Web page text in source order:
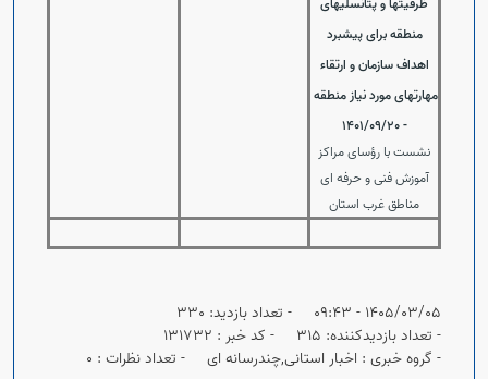
منطقه برای پیشبرد
اهداف سازمان و ارتقاء
مهارتهای مورد نیاز منطقه
- 1401/09/20
نشست با رؤسای مراکز
آموزش فنی و حرفه ای
مناطق غرب استان
1405/03/05 - 09:43
- تعداد بازدید: 330
- تعداد بازدیدکننده: 315
- کد خبر : 131732
- گروه خبری : اخبار استانی,چندرسانه ای
- تعداد نظرات : 0